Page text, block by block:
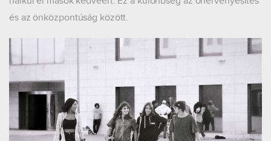
és az önközpontúság között.